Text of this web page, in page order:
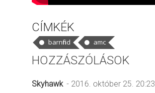
CÍMKÉK
barnfind amc
HOZZÁSZÓLÁSOK
Skyhawk - 2016. október 25. 20:23